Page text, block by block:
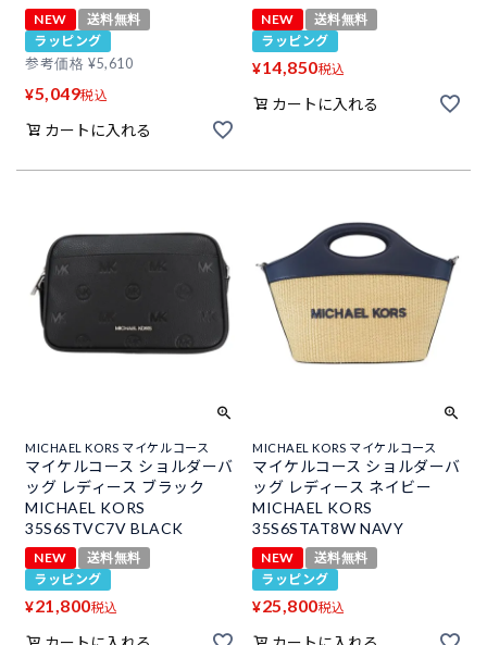
NEW
送料無料
ラッピング
参考価格 ¥5,610
¥5,049税込
カートに入れる
NEW
送料無料
ラッピング
¥14,850税込
カートに入れる
MICHAEL KORS マイケルコース
マイケルコース ショルダーバ
ッグ レディース ブラック
MICHAEL KORS
35S6STVC7V BLACK
NEW
送料無料
ラッピング
¥21,800税込
MICHAEL KORS マイケルコース
マイケルコース ショルダーバ
ッグ レディース ネイビー
MICHAEL KORS
35S6STAT8W NAVY
NEW
送料無料
ラッピング
¥25,800税込